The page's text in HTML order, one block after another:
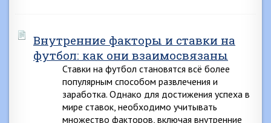
Внутренние факторы и ставки на
футбол: как они взаимосвязаны
Ставки на футбол становятся всё более
популярным способом развлечения и
заработка. Однако для достижения успеха в
мире ставок, необходимо учитывать
множество факторов, включая внутренние